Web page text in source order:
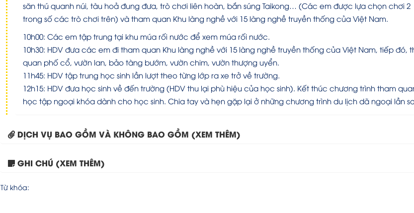
săn thú quanh núi, tàu hoả đung đưa, trò chơi liên hoàn, bắn súng Taikong… (Các em được lựa chọn chơi 2
trong số các trò chơi trên) và tham quan Khu làng nghề với 15 làng nghề truyền thống của Việt Nam.
10h00: Các em tập trung tại khu múa rối nước để xem múa rối nước.
10h30: HDV đưa các em đi tham quan Khu làng nghề với 15 làng nghề truyền thống của Việt Nam, tiếp đó,
quan phố cổ, vườn lan, bảo tàng bướm, vườn chim, vườn thượng uyển.
11h45: HDV tập trung học sinh lần lượt theo từng lớp ra xe trở về trường.
12h15: HDV đưa học sinh về đến trường (HDV thu lại phù hiệu của học sinh). Kết thúc chương trình tham
học tập ngoại khóa dành cho học sinh. Chia tay và hẹn gặp lại ở những chương trình du lịch dã ngoại lần
DỊCH VỤ BAO GỒM VÀ KHÔNG BAO GỒM (XEM THÊM)
GHI CHÚ (XEM THÊM)
Từ khóa: